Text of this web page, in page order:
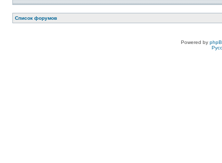
Список форумов
Powered by